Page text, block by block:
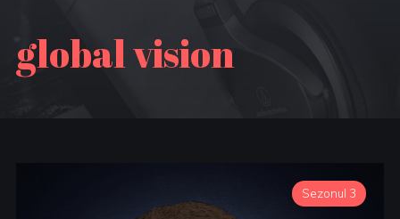
global vision
Sezonul 3